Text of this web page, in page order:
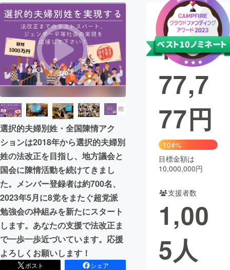
アート・写真 音楽
テクノロジー・ガジェット ゲーム・サ
映像・映画
ビジネス・起業 チャレンジ
まちづくり・地域活性化
CAMPFIRE for Social Good
CAMPFIRE Creation
CAMPFIREふるさと納税
コミュニティ
選択的夫婦別姓・全国陳情アク
ションは2018年から選択的夫婦別
姓の法改正を目指し、地方議会と
国会に陳情活動を続けてきまし
た。メンバー登録者は約700名、
2023年5月に8党をまたぐ超党派
勉強会の枠組みを新たにスタート
します。あなたの支援で法改正ま
で一歩一歩近づいています。応援
よろしくお願いします！
ポスト
シェア
現在の支援総
額
10,4
77,7
77円
104%
目標金額は
10,000,000円
支援者数
1,00
5人